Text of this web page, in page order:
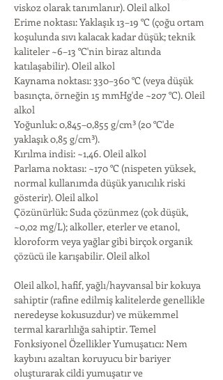
viskoz olarak tanımlanır). Oleil alkol
Erime noktası: Yaklaşık 13–19 °C (çoğu ortam
koşulunda sıvı kalacak kadar düşük; teknik
kaliteler ~6–13 °C'nin biraz altında
katılaşabilir). Oleil alkol
Kaynama noktası: 330–360 °C (veya düşük
basınçta, örneğin 15 mmHg'de ~207 °C). Oleil
alkol
Yoğunluk: 0,845–0,855 g/cm³ (20 °C'de
yaklaşık 0,85 g/cm³).
Kırılma indisi: ~1,46. Oleil alkol
Parlama noktası: ~170 °C (nispeten yüksek,
normal kullanımda düşük yanıcılık riski
gösterir). Oleil alkol
Çözünürlük: Suda çözünmez (çok düşük,
~0,02 mg/L); alkoller, eterler ve etanol,
kloroform veya yağlar gibi birçok organik
çözücü ile karışabilir. Oleil alkol
Oleil alkol, hafif, yağlı/hayvansal bir kokuya
sahiptir (rafine edilmiş kalitelerde genellikle
neredeyse kokusuzdur) ve mükemmel
termal kararlılığa sahiptir. Temel
Fonksiyonel Özellikler Yumuşatıcı: Nem
kaybını azaltan koruyucu bir bariyer
oluşturarak cildi yumuşatır ve